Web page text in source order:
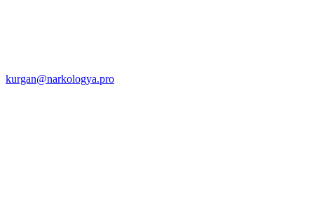
kurgan@narkologya.pro